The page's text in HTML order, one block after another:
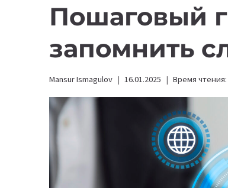
Пошаговый
запомнить
Mansur Ismagulov 16.01.2025 Время чтения: